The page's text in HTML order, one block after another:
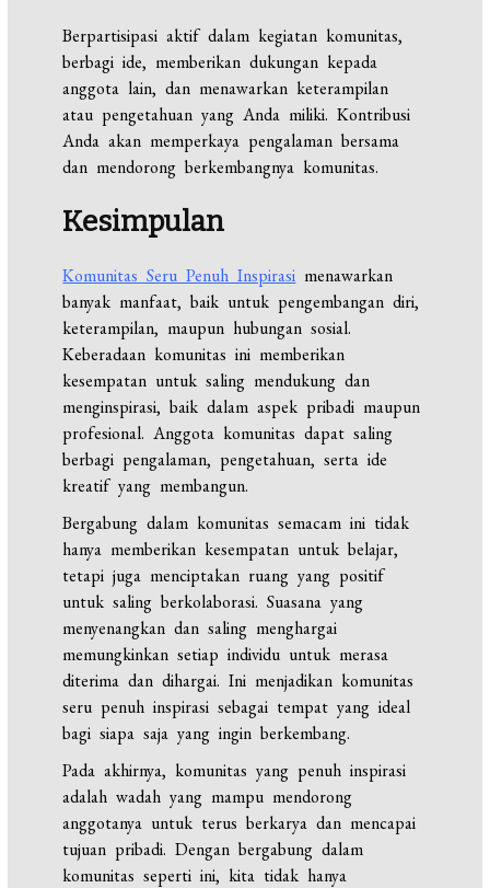
Berpartisipasi aktif dalam kegiatan komunitas,
berbagi ide, memberikan dukungan kepada
anggota lain, dan menawarkan keterampilan
atau pengetahuan yang Anda miliki. Kontribusi
Anda akan memperkaya pengalaman bersama
dan mendorong berkembangnya komunitas.
Kesimpulan
Komunitas Seru Penuh Inspirasi menawarkan
banyak manfaat, baik untuk pengembangan diri,
keterampilan, maupun hubungan sosial.
Keberadaan komunitas ini memberikan
kesempatan untuk saling mendukung dan
menginspirasi, baik dalam aspek pribadi maupun
profesional. Anggota komunitas dapat saling
berbagi pengalaman, pengetahuan, serta ide
kreatif yang membangun.
Bergabung dalam komunitas semacam ini tidak
hanya memberikan kesempatan untuk belajar,
tetapi juga menciptakan ruang yang positif
untuk saling berkolaborasi. Suasana yang
menyenangkan dan saling menghargai
memungkinkan setiap individu untuk merasa
diterima dan dihargai. Ini menjadikan komunitas
seru penuh inspirasi sebagai tempat yang ideal
bagi siapa saja yang ingin berkembang.
Pada akhirnya, komunitas yang penuh inspirasi
adalah wadah yang mampu mendorong
anggotanya untuk terus berkarya dan mencapai
tujuan pribadi. Dengan bergabung dalam
komunitas seperti ini, kita tidak hanya